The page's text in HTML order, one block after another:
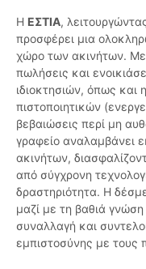
Η ΕΣΤΙΑ,
προσφέρει μια
χώρο των ακινήτων.
πωλήσεις και
ιδιοκτησιών, όπως
πιστοποιητικών
βεβαιώσεις περί μη
γραφείο αναλαμβάνει
ακινήτων,
από σύγχρονη
δραστηριότητα. Η
μαζί με τη βαθιά
συναλλαγή και
εμπιστοσύνης με τους